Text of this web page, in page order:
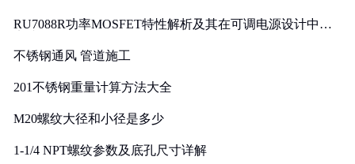
RU7088R功率MOSFET特性解析及其在可调电源设计中的
不锈钢通风 管道施工
201不锈钢重量计算方法大全
M20螺纹大径和小径是多少
1-1/4 NPT螺纹参数及底孔尺寸详解